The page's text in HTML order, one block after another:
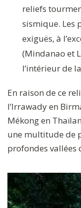
reliefs
sismique. Les
exiguës, à
(Mindanao et
l’intérieur de
En raison de ce
l’Irrawady en
Mékong en
une multitude de
profondes vallées